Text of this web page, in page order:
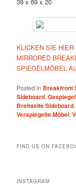
KLICKEN SIE
MIRRORED
SPIEGELMÖBEL
Posted in Breakfront
Sideboard,
Breitseite Sideboard
Verspiegelte Möbel,
FIND US ON
INSTAGRAM